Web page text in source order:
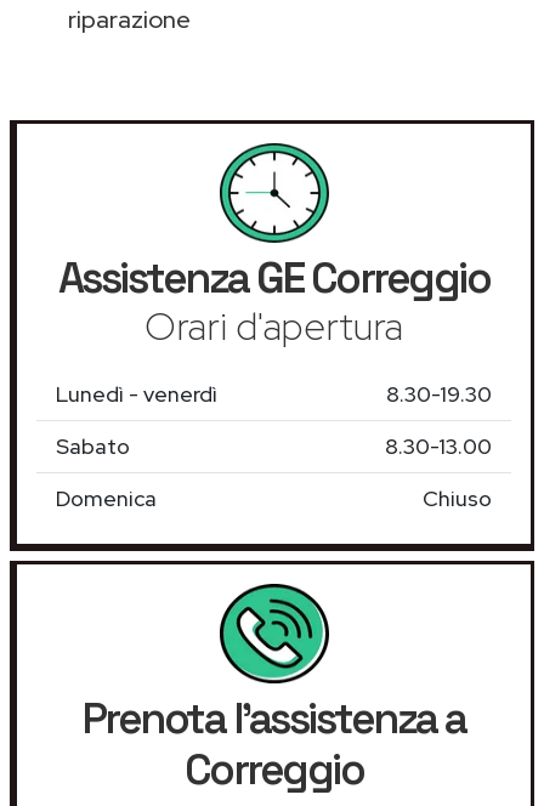
riparazione
AssistenzaGECorreggio
Orari d'apertura
Lunedì - venerdì
8.30-19.30
Sabato
8.30-13.00
Domenica
Chiuso
Prenota l'assistenza a
Correggio